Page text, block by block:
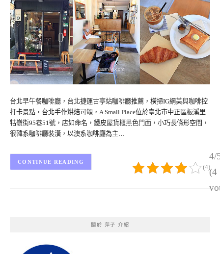
台北早午餐咖啡廳，台北捷運古亭站咖啡廳推薦，橫掃IG網美與咖啡控
打卡景點，台北手作烘焙可頌，A Small Place位於臺北市中正區板溪里
牯嶺街95巷51號，店如命名，鐵皮屋貨櫃黑色門面，小巧長條形空間，
很韓系咖啡廳裝潢，以澳系咖啡廳為主…
4/
(4
(4)
CONTINUE READING
關於 萍子 介紹